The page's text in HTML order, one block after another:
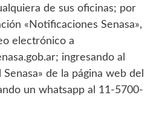
de sus oficinas; por
«Notificaciones Senasa»,
electrónico a
ingresando al
de la página web del
un whatsapp al 11-5700-